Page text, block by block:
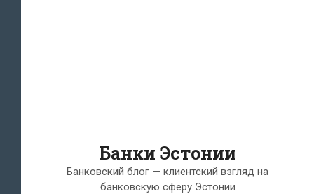
Банки Эстонии
Банковский блог — клиентский взгляд на
банковскую сферу Эстонии